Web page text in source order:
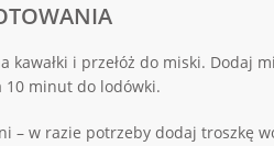
kawałki i przełóż do miski. Dodaj
10 minut do lodówki.
– w razie potrzeby dodaj troszkę